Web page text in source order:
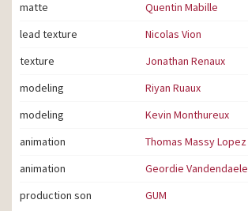
matte
Quentin Mabille
lead texture
Nicolas Vion
texture
Jonathan Renaux
modeling
Riyan Ruaux
modeling
Kevin Monthureux
animation
Thomas Massy Lopez
animation
Geordie Vandendaele
production son
GUM